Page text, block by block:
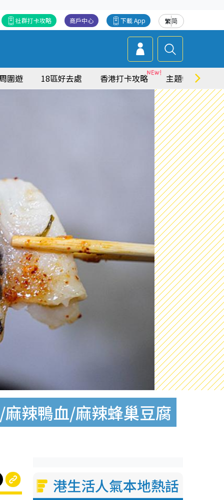
繁简
下載 App
商戶中心
社群打卡攻略
圍遊 18區好去處 香港打卡攻略 主題特集
辣鴨血/麻辣蜂巢豆腐
港生活人氣本地熱話